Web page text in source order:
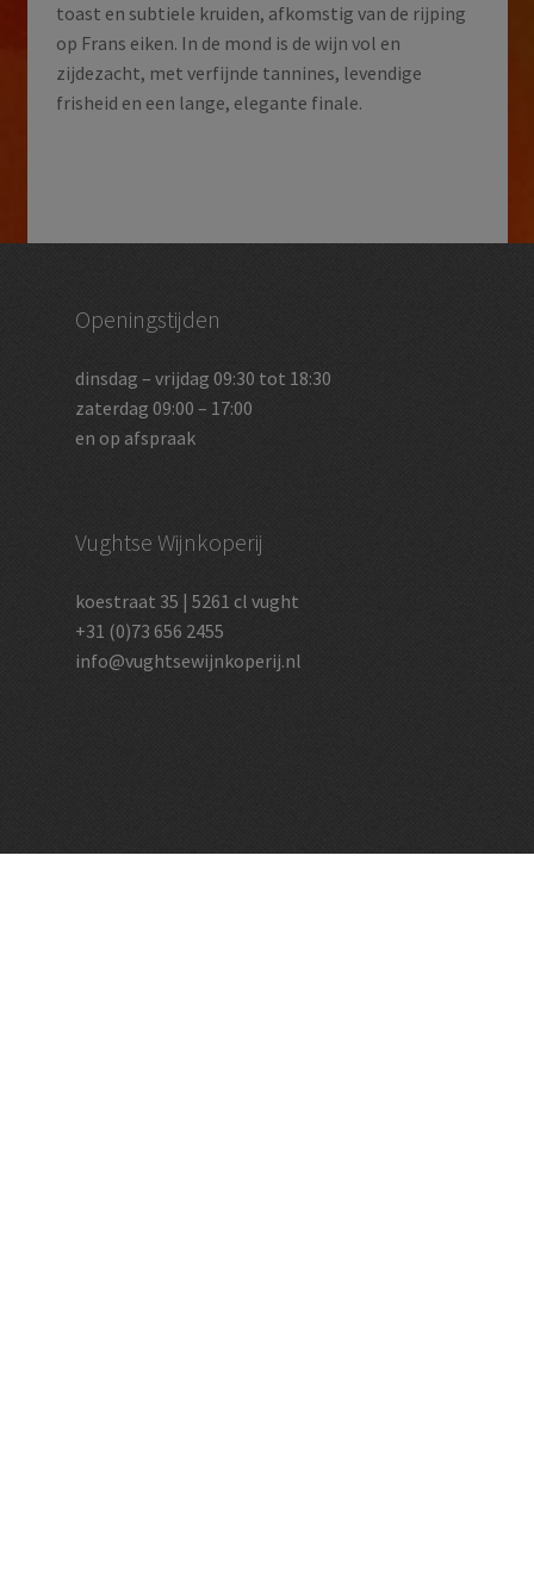
toast en subtiele kruiden, afkomstig van de rijping
op Frans eiken. In de mond is de wijn vol en
zijdezacht, met verfijnde tannines, levendige
frisheid en een lange, elegante finale.
Openingstijden
dinsdag – vrijdag 09:30 tot 18:30
zaterdag 09:00 – 17:00
en op afspraak
Vughtse Wijnkoperij
koestraat 35 | 5261 cl vught
+31 (0)73 656 2455
info@vughtsewijnkoperij.nl